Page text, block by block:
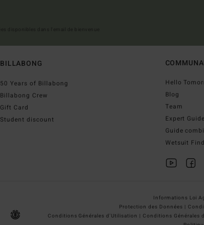
BILLABONG
50 Years of Billabong
Billabong Crew
Gift Card
Student discount
Hello
Blog
Team
Expert
Guide
Wetsuit
Informations Loi
Protection des Données |
Conditions Générales d'Utilisation | Conditions Générales